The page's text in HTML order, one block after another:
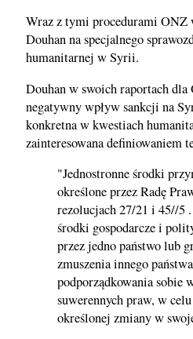
Wraz z tymi procedurami ONZ
Douhan na specjalnego
humanitarnej w Syrii.
Douhan w swoich raportach dla
negatywny wpływ sankcji na
konkretna w kwestiach
zainteresowana definiowaniem
"Jednostronne środki
określone przez Radę
rezolucjach 27/21 i 45//5
środki gospodarcze i
przez jedno państwo lub
zmuszenia innego
podporządkowania sobie
suwerennych praw, w
określonej zmiany w